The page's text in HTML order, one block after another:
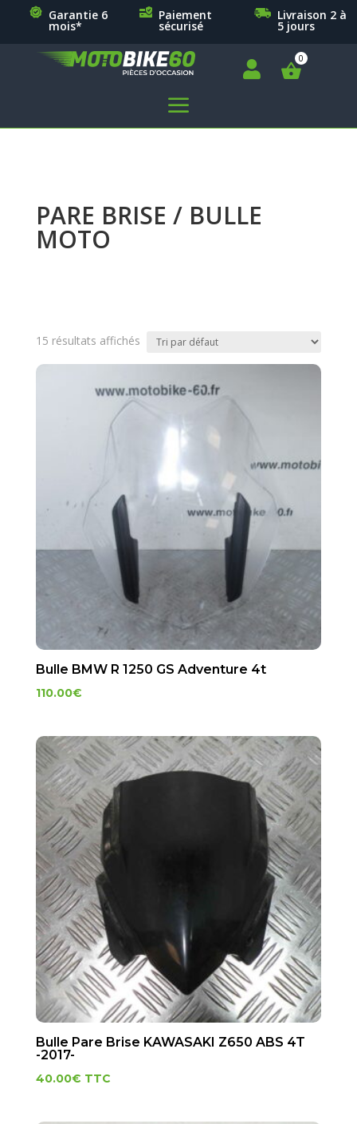
Garantie 6
mois*
Paiement
sécurisé
Livraison 2 à
5 jours

a
PARE BRISE / BULLE
MOTO
15 résultats affichés
Bulle BMW R 1250 GS Adventure 4t
110.00€
Bulle Pare Brise KAWASAKI Z650 ABS 4T
-2017-
40.00€ TTC